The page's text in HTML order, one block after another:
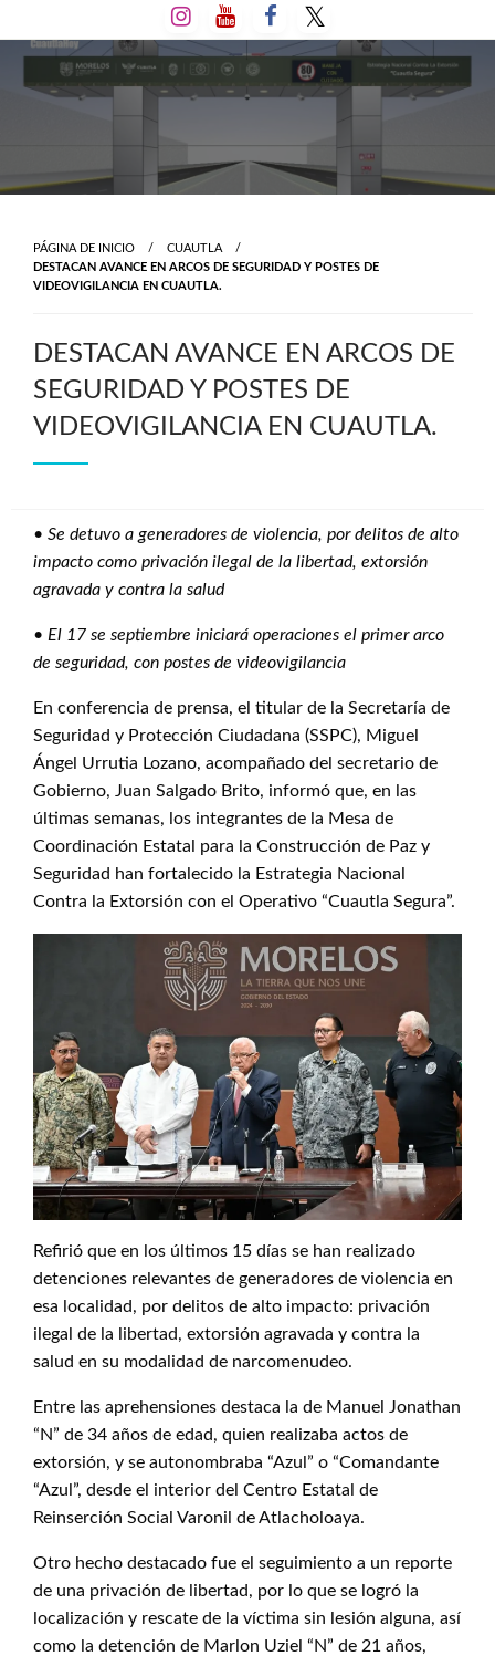
al
contenido
PÁGINA DE INICIO
CUAUTLA
DESTACAN AVANCE EN ARCOS DE SEGURIDAD Y POSTES DE
VIDEOVIGILANCIA EN CUAUTLA.
DESTACAN AVANCE EN ARCOS DE
SEGURIDAD Y POSTES DE
VIDEOVIGILANCIA EN CUAUTLA.
• Se detuvo a generadores de violencia, por delitos de alto
impacto como privación ilegal de la libertad, extorsión
agravada y contra la salud
• El 17 se septiembre iniciará operaciones el primer arco
de seguridad, con postes de videovigilancia
En conferencia de prensa, el titular de la Secretaría de
Seguridad y Protección Ciudadana (SSPC), Miguel
Ángel Urrutia Lozano, acompañado del secretario de
Gobierno, Juan Salgado Brito, informó que, en las
últimas semanas, los integrantes de la Mesa de
Coordinación Estatal para la Construcción de Paz y
Seguridad han fortalecido la Estrategia Nacional
Contra la Extorsión con el Operativo “Cuautla Segura”.
Refirió que en los últimos 15 días se han realizado
detenciones relevantes de generadores de violencia en
esa localidad, por delitos de alto impacto: privación
ilegal de la libertad, extorsión agravada y contra la
salud en su modalidad de narcomenudeo.
Entre las aprehensiones destaca la de Manuel Jonathan
“N” de 34 años de edad, quien realizaba actos de
extorsión, y se autonombraba “Azul” o “Comandante
“Azul”, desde el interior del Centro Estatal de
Reinserción Social Varonil de Atlacholoaya.
Otro hecho destacado fue el seguimiento a un reporte
de una privación de libertad, por lo que se logró la
localización y rescate de la víctima sin lesión alguna, así
como la detención de Marlon Uziel “N” de 21 años,